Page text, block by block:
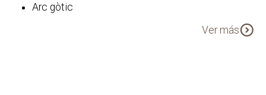
Arc gòtic
Ver másexpand_circle_down